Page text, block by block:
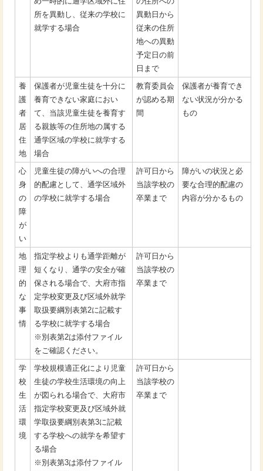
所を異動し、従来の学校に
就学する場合
異動日から
従来の住所
地への異動
予定日の前
日まで
養
護
者
居
住
地
保護者が児童生徒を十分に
養育できない家庭におい
て、当該児童生徒を養育す
る親族等の住所地の属する
通学区域の学校に就学する
場合
教育委員会
が認める期
間
保護者が養育でき
ない状況が分かる
もの
心
身
の
障
が
い
児童生徒の障がいへの合理
的配慮として、通学区域外
の学校に就学する場合
許可日から
当該学校の
卒業まで
障がいの状況と必
要な合理的配慮の
内容が分かるもの
地
理
的
な
事
情
指定学校よりも通学距離が
短くなり、通学の安全が確
保される場合で、大府市指
定学校変更及び区域外就学
取扱要綱別表第2に記載す
る学校に就学する場合
※別表第2は添付ファイル
をご確認ください。
許可日から
当該学校の
卒業まで
学
校
生
活
環
境
学校規模適正化により児童
生徒の学校生活環境の向上
が図られる場合で、大府市
指定学校変更及び区域外就
学取扱要綱別表第3に記載
する学校への就学を希望す
る場合
※別表第3は添付ファイル
許可日から
当該学校の
卒業まで